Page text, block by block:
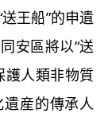
王船”的申遺
安區將以“送
護人類非物質
産的傳承人